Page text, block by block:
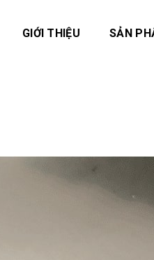
GIỚI THIỆU SẢN